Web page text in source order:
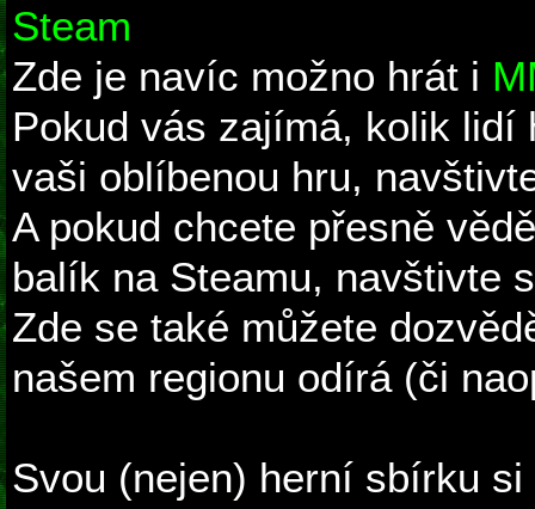
Steam
Zde je navíc možno hrát i
Pokud vás zajímá, kolik lidí
vaši oblíbenou hru,
A pokud chcete přesně
balík na Steamu, navštivte
Zde se také můžete
našem regionu odírá (či
Svou (nejen) herní sbírku